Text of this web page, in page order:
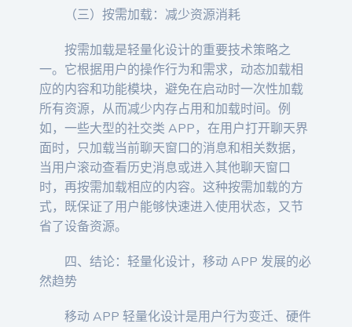
（三）按需加载：减少资源消耗
按需加载是轻量化设计的重要技术策略之
一。它根据用户的操作行为和需求，动态加载相
应的内容和功能模块，避免在启动时一次性加载
所有资源，从而减少内存占用和加载时间。例
如，一些大型的社交类 APP，在用户打开聊天界
面时，只加载当前聊天窗口的消息和相关数据，
当用户滚动查看历史消息或进入其他聊天窗口
时，再按需加载相应的内容。这种按需加载的方
式，既保证了用户能够快速进入使用状态，又节
省了设备资源。
四、结论：轻量化设计，移动 APP 发展的必
然趋势
移动 APP 轻量化设计是用户行为变迁、硬件